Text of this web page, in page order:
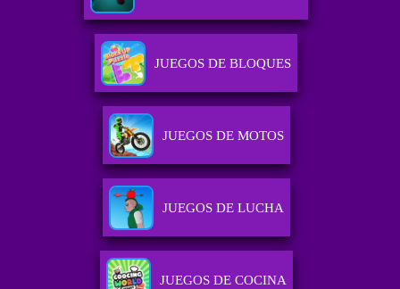
JUEGOS DE BLOQUES
JUEGOS DE MOTOS
JUEGOS DE LUCHA
JUEGOS DE COCINA